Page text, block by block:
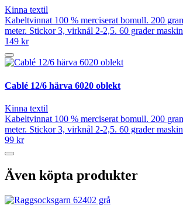
Kinna textil
Kabeltvinnat 100 % merciserat bomull. 200
meter. Stickor 3, virknål 2-2,5. 60 grader
149 kr
Cablé 12/6 härva 6020 oblekt
Kinna textil
Kabeltvinnat 100 % merciserat bomull. 200
meter. Stickor 3, virknål 2-2,5. 60 grader
99 kr
Även köpta produkter